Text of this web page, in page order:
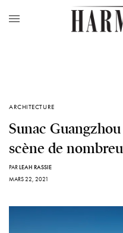
ARCHITECTURE
Sunac
scène de
PARLEAH RASSIE
MARS 22, 2021